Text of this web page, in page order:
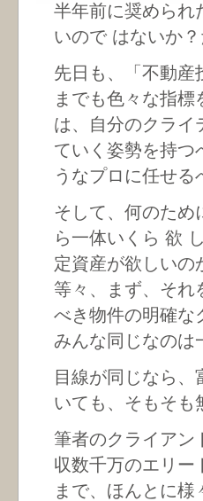
半年前に奨められ
いので はないか
先日も、「不動産
までも色々な指
は、自分のクライ
ていく姿勢を持つ
うなプロに任せる
そして、何のため
ら一体いくら 欲
定資産が欲しいの
等々、まず、それ
べき物件の明確な
みんな同じなのは
目線が同じなら
いても、そもそも
筆者のクライアン
収数千万のエリー
まで、ほんとに